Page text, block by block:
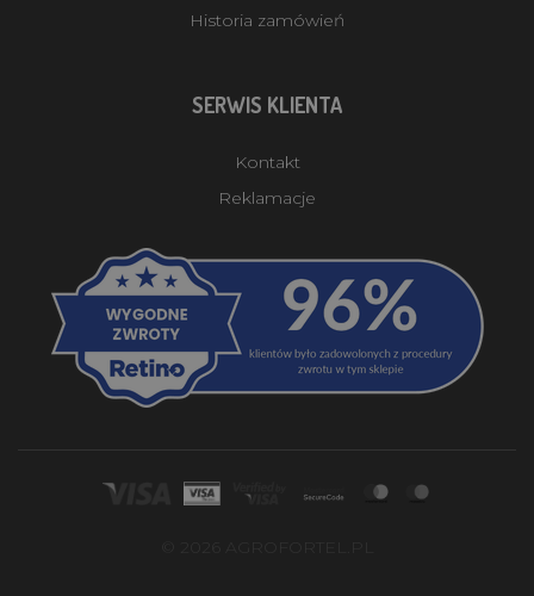
Historia zamówień
SERWIS KLIENTA
Kontakt
Reklamacje